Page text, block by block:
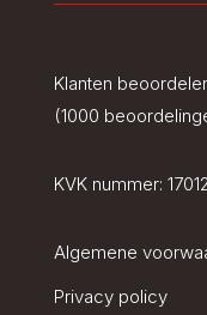
Klanten
(1000
KVK nummer:
Algemene
Privacy policy